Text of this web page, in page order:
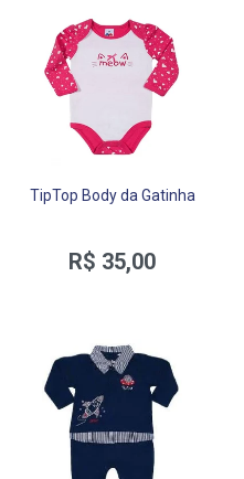
TipTop Body da Gatinha
R$ 35,00